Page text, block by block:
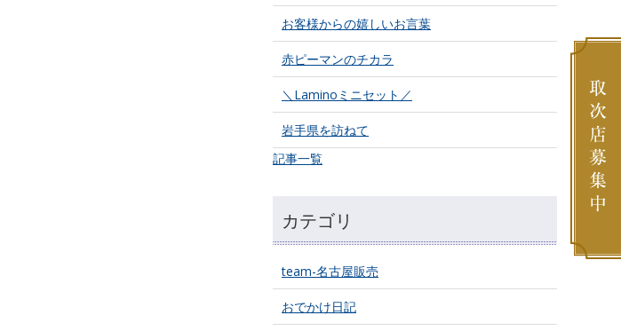
お客様からの嬉しいお言葉
赤ピーマンのチカラ
＼Laminoミニセット／
岩手県を訪ねて
記事一覧
カテゴリ
team-名古屋販売
おでかけ日記